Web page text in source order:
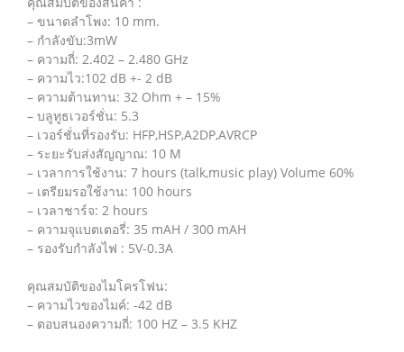
– ขนาดลำโพง: 10 mm.
– กำลังขับ:3mW
– ความถี่: 2.402 – 2.480 GHz
– ความไว:102 dB +- 2 dB
– ความต้านทาน: 32 Ohm + – 15%
– บลูทูธเวอร์ชั่น: 5.3
– เวอร์ชั่นที่รองรับ: HFP,HSP,A2DP,AVRCP
– ระยะรับส่งสัญญาณ: 10 M
– เวลาการใช้งาน: 7 hours (talk,music play) Volume 60%
– เตรียมรอใช้งาน: 100 hours
– เวลาชาร์จ: 2 hours
– ความจุแบตเตอรี่: 35 mAH / 300 mAH
– รองรับกำลังไฟ : 5V-0.3A
คุณสมบัติของไมโครโฟน:
– ความไวของไมค์: -42 dB
– ตอบสนองความถี่: 100 HZ – 3.5 KHZ